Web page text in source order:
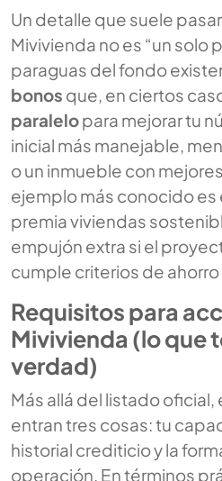
Un detalle que suele
Mivivienda no es “un solo
paraguas del fondo
bonos que, en ciertos
paralelopara mejorar tu
inicial más manejable,
o un inmueble con
ejemplo más conocido es
premia viviendas
empujón extra si el
cumple criterios de
Requisitos para
Mivivienda (lo que
verdad)
Más allá del listado oficial,
entran tres cosas: tu
historial crediticio y la
operación. En términos